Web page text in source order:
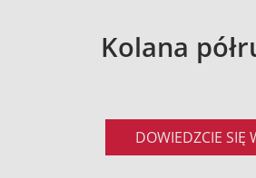
Kolana
DOWIEDZCIE SIĘ